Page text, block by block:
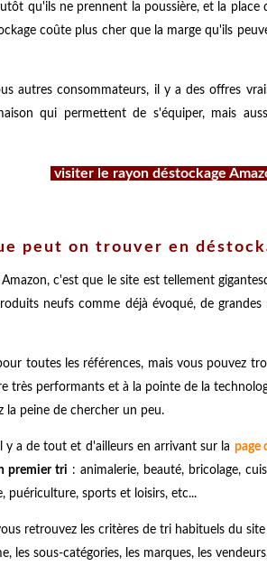
qu'ils ne prennent la poussière, et la
coûte plus cher que la marge qu'ils
autres consommateurs, il y a des offres
qui permettent de s'équiper, mais
visiter le rayon déstockage
peut on trouver en
c'est que le site est tellement
neufs comme déjà évoqué, de
toutes les références, mais vous pouvez
très performants et à la pointe de la
la peine de chercher un peu.
y a de tout et d'ailleurs en arrivant sur la page
premier tri : animalerie, beauté, bricolage,
puériculture, sports et loisirs, etc...
retrouvez les critères de tri habituels du
les sous-catégories, les marques, les